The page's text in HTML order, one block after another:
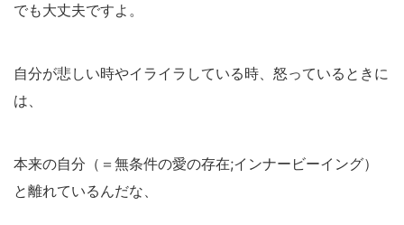
でも大丈夫ですよ。
自分が悲しい時やイライラしている時、怒っているときに
は、
本来の自分（＝無条件の愛の存在;インナービーイング）
と離れているんだな、